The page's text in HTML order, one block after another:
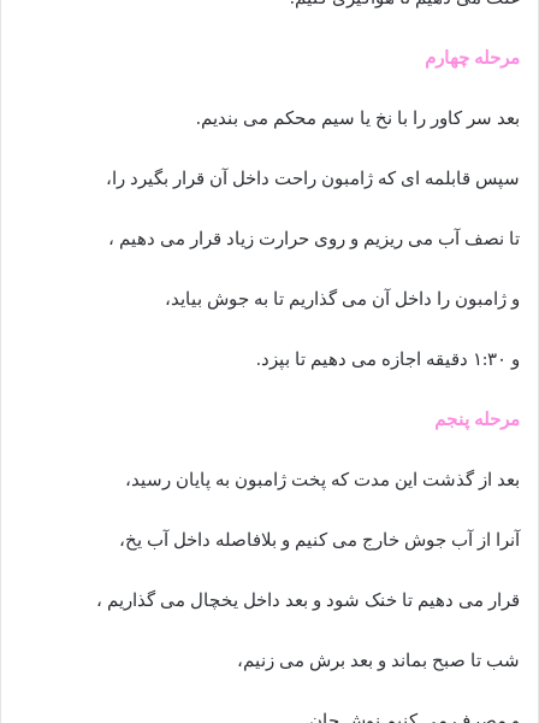
مرحله چهارم
بعد سر کاور را با نخ یا سیم محکم می بندیم.
سپس قابلمه ای که ژامبون راحت داخل آن قرار بگیرد را،
تا نصف آب می ریزیم و روی حرارت زیاد قرار می دهیم ،
و ژامبون را داخل آن می گذاریم تا به جوش بیاید،
و ۱:۳۰ دقیقه اجازه می دهیم تا بپزد.
مرحله پنجم
بعد از گذشت این مدت که پخت ژامبون به پایان رسید،
آنرا از آب جوش خارج می کنیم و بلافاصله داخل آب یخ،
قرار می دهیم تا خنک شود و بعد داخل یخچال می گذاریم ،
شب تا صبح بماند و بعد برش می زنیم،